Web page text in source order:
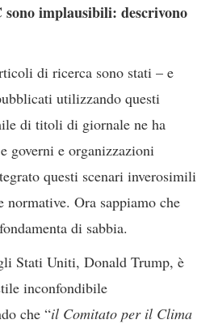
sono implausibili: descrivono
di ricerca sono stati – e
utilizzando questi
di titoli di giornale ne ha
governi e organizzazioni
questi scenari inverosimili
Ora sappiamo che
di sabbia.
Stati Uniti, Donald Trump, è
inconfondibile
che “il Comitato per il Clima